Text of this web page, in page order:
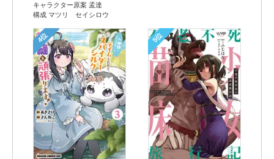
キャラクター原案 孟達
構成 マツリ セイシロウ
4位 5位